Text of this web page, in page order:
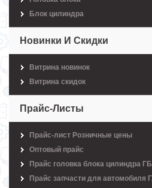
Блок цилиндра
Новинки И Скидки
Витрина новинок
Витрина скидок
Прайс-Листы
Прайс-лист Розничные цены
Оптовый прайс
Прайс головка блока цилиндра
Прайс запчасти для автомобиля